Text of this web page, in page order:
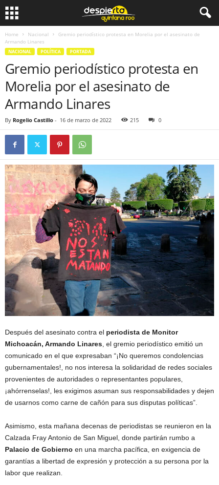
Home Nacional
Gremio periodístico protesta en Morelia por el asesinato de
Armando Linares
NACIONAL POLÍTICA PORTADA
Gremio periodístico protesta en
Morelia por el asesinato de
Armando Linares
By Rogelio Castillo - 16 de marzo de 2022 215 0
Después del asesinato contra el periodista de Monitor
Michoacán, Armando Linares, el gremio periodístico emitió un
comunicado en el que expresaban “¡No queremos condolencias
gubernamentales!, no nos interesa la solidaridad de redes sociales
provenientes de autoridades o representantes populares,
¡ahórrenselas!, les exigimos asuman sus responsabilidades y dejen
de usarnos como carne de cañón para sus disputas políticas”.
Asimismo, esta mañana decenas de periodistas se reunieron en la
Calzada Fray Antonio de San Miguel, donde partirán rumbo a
Palacio de Gobierno en una marcha pacífica, en exigencia de
garantías a libertad de expresión y protección a su persona por la
labor que realizan.